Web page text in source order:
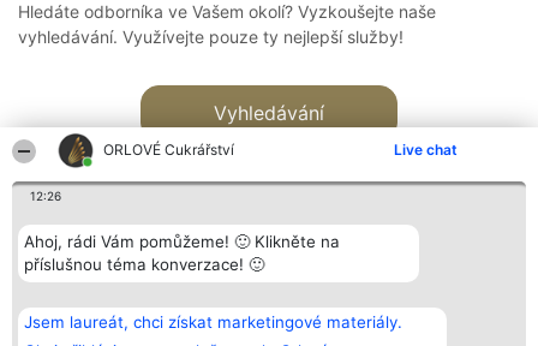
ORLOVÉ Cukrářství Live chat
12:26
Ahoj, rádi Vám pomůžeme! 🙂 Klikněte na
příslušnou téma konverzace! 🙂
Jsem laureát, chci získat marketingové materiály.
Hledáte odborníka ve Vašem okolí? Vyzkoušejte naše
vyhledávání. Využívejte pouze ty nejlepší služby!
Vyhledávání
Bright Side Solutions sp. z o.
o. sp. k.
ul. Ruska 22
Vítězové
Seznam všech
laureátů
Kontakt